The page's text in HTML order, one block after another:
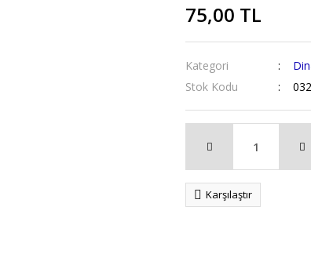
75,00 TL
Kategori
Stok Kodu
Karşılaştır